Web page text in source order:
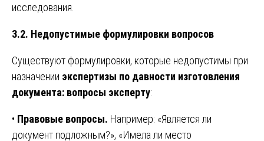
исследования.
3.2. Недопустимые формулировки вопросов
Существуют формулировки, которые недопустимы при
назначении экспертизы по давности изготовления
документа: вопросы эксперту:
• Правовые вопросы. Например: «Является ли
документ подложным?», «Имела ли место